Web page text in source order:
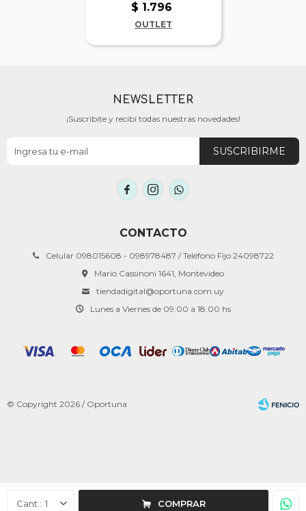
1 COMPRAR
$ 1.796
OUTLET
CONTACTO
Celular 098015608 - 098978487 / Teléfono Fijo 24098722
Mario Cassinoni 1641, Montevideo
tiendadigital@oportuna.com.uy
Lunes a Viernes de 09:00 a 18:00 hs
NEWSLETTER
¡Suscribite y recibí todas nuestras novedades!
SUSCRIBIRME
  
© Copyright 2026 / Oportuna
Fenicio